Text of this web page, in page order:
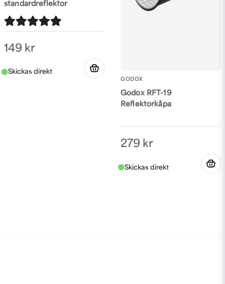
standardreflektor
149 kr
GODOX
Godox RFT-19
Reflektorkåpa
279 kr